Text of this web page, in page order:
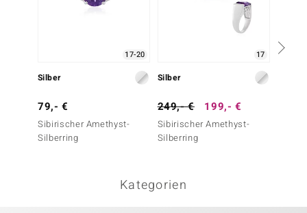
17-20
Silber
79,- €
Sibirischer Amethyst-
Silberring
17
Silber
249,- € 199,- €
Sibirischer Amethyst-
Silberring
Kategorien